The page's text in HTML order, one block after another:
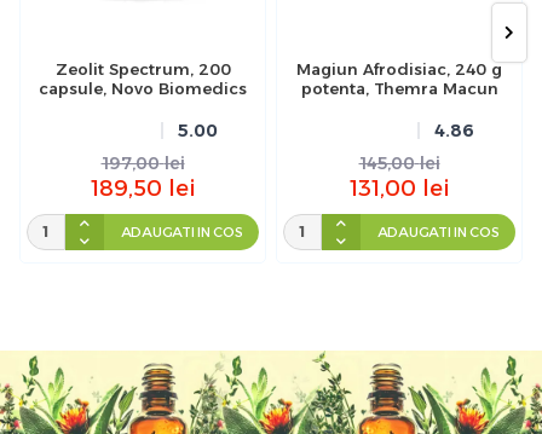
Zeolit Spectrum, 200
capsule, Novo Biomedics
5.00
197,00 lei
189,50 lei
ADAUGATI IN COS
Magiun Afrodisiac, 240 g
potenta, Themra Macun
4.86
145,00 lei
131,00 lei
ADAUGATI IN COS